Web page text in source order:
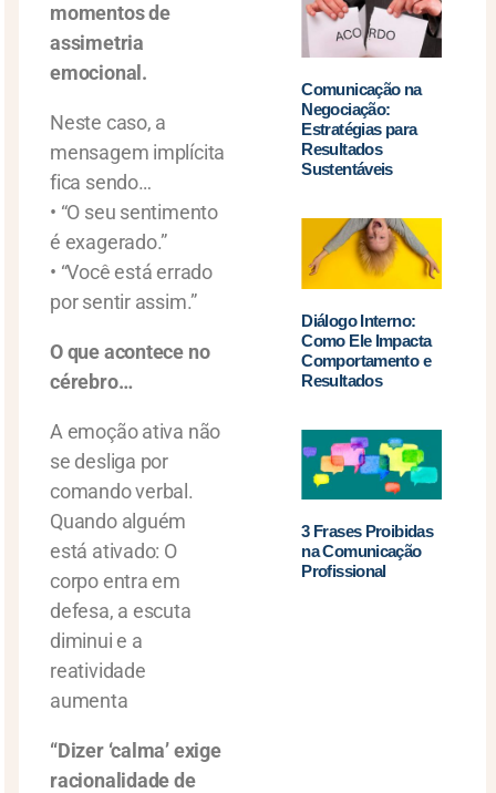
momentos de
assimetria
emocional.
Neste caso, a
mensagem implícita
fica sendo…
• “O seu sentimento
é exagerado.”
• “Você está errado
por sentir assim.”
O que acontece no
cérebro…
A emoção ativa não
se desliga por
comando verbal.
Quando alguém
está ativado: O
corpo entra em
defesa, a escuta
diminui e a
reatividade
aumenta
“Dizer ‘calma’ exige
racionalidade de
Comunicação na
Negociação:
Estratégias para
Resultados
Sustentáveis
Diálogo Interno:
Como Ele Impacta
Comportamento e
Resultados
3 Frases Proibidas
na Comunicação
Profissional